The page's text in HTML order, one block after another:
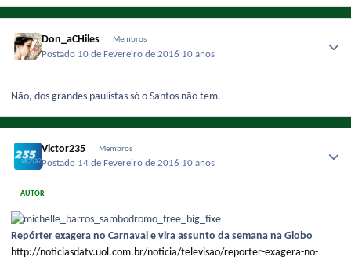
Don_aCHiles Membros
Postado 10 de Fevereiro de 2016 10 anos
Não, dos grandes paulistas só o Santos não tem.
Victor235 Membros
Postado 14 de Fevereiro de 2016 10 anos
AUTOR
Repórter exagera no Carnaval e vira assunto da semana na Globo
http://noticiasdatv.uol.com.br/noticia/televisao/reporter-exagera-no-